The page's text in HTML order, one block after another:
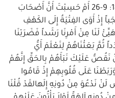
س 193: جاء في سورة الكهف 18: 9-26 أَمْ حَسِبْتَ أَنَّ أَصْحَابَ
إِذْ أَوَى الفِتْيَةُ إِلَى الكَهْفِ
لَنَا مِنْ أَمْرِنَا رَشَداً فَضَرَبْنَا
ثُمَّ بَعَثْنَاهُمْ لِنَعْلَمَ أَيُّ
نَقُصُّ عَلَيْكَ نَبَأَهُمْ بِالحَقِّ إِنَّهُمْ
عَلَى قُلُوبِهِمْ إِذْ قَامُوا
لَنْ نَدْعُوَ مِنْ دُونِهِ إِلَهالقَدْ قُلْنَا